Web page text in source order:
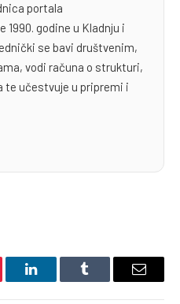
portala
godine u Kladnju i
se bavi društvenim,
vodi računa o strukturi,
te učestvuje u pripremi i
LinkedInTumblr Email